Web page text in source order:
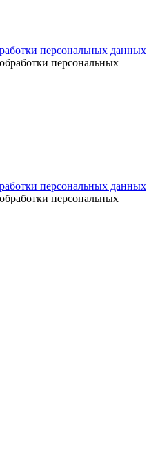
персональных данных
персональных
персональных данных
персональных